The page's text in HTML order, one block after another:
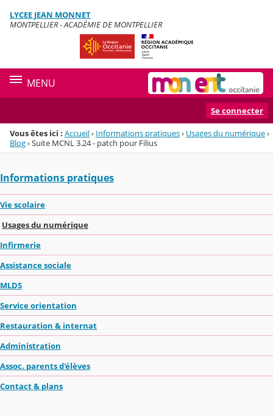
Menu de la rubrique
Contenu
LYCEE JEAN MONNET
MONTPELLIER - ACADÉMIE DE MONTPELLIER
MENU
Se connecter
Vous êtes ici : Accueil› Informations pratiques› Usages du numérique›
Blog›Suite MCNL 3.24 - patch pour Filius
Informations pratiques
Vie scolaire
Usages du numérique
Infirmerie
Assistance sociale
MLDS
Service orientation
Restauration & internat
Administration
Assoc. parents d'élèves
Contact & plans